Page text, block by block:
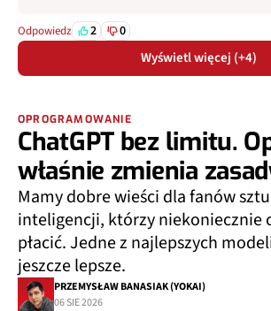
Odpowiedz 2 0
Wyświetl więcej (+4)
OPROGRAMOWANIE
ChatGPT bez limitu.
właśnie zmienia
Mamy dobre wieści dla fanów
inteligencji, którzy niekoniecznie
płacić. Jedne z najlepszych
jeszcze lepsze.
PRZEMYSŁAW BANASIAK (YOKAI)
06 SIE 2026